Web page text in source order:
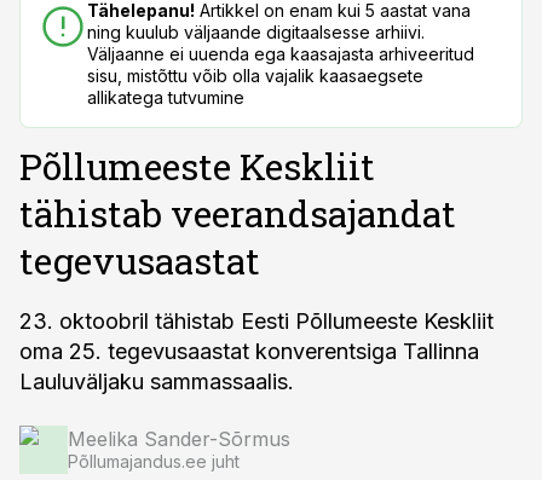
Tähelepanu! Artikkel on enam kui 5 aastat vana
ning kuulub väljaande digitaalsesse arhiivi.
Väljaanne ei uuenda ega kaasajasta arhiveeritud
sisu, mistõttu võib olla vajalik kaasaegsete
allikatega tutvumine
Põllumeeste Keskliit
tähistab veerandsajandat
tegevusaastat
23. oktoobril tähistab Eesti Põllumeeste Keskliit
oma 25. tegevusaastat konverentsiga Tallinna
Lauluväljaku sammassaalis.
Meelika Sander-Sõrmus
Põllumajandus.ee juht